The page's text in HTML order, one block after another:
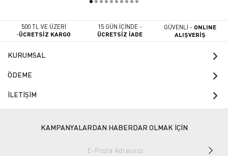
500 TL VE ÜZERİ
-ÜCRETSİZ KARGO
15 GÜN İÇİNDE -
ÜCRETSİZ İADE
GÜVENLİ - ONLINE
ALIŞVERİŞ
KURUMSAL
ÖDEME
İLETİŞİM
KAMPANYALARDAN HABERDAR OLMAK İÇİN